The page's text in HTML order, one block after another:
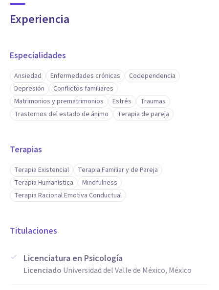
Experiencia
Especialidades
Ansiedad Enfermedades crónicas
Codependencia
Depresión
Conflictos familiares
Matrimonios y prematrimonios
Estrés
Traumas
Trastornos del estado de ánimo
Terapia de pareja
Terapias
Terapia Existencial
Terapia Familiar y de Pareja
Terapia Humanística
Mindfulness
Terapia Racional Emotiva Conductual
Titulaciones
Licenciatura en Psicología
Licenciado Universidad del Valle de México, México